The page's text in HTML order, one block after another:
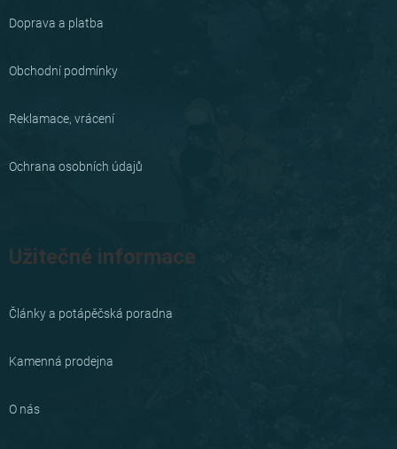
aDoprava a platba
Obchodní podmínky
Reklamace, vrácení
Ochrana osobních údajů
Užitečné informace
Články a potápěčská poradna
Kamenná prodejna
O nás